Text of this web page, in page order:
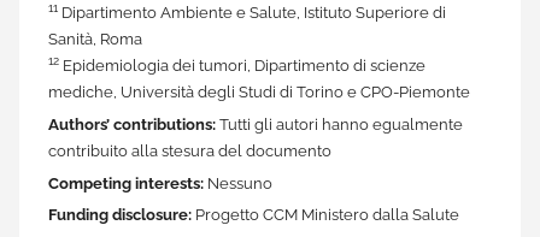
11 Dipartimento Ambiente e Salute, Istituto Superiore di
Sanità, Roma
12 Epidemiologia dei tumori, Dipartimento di scienze
mediche, Università degli Studi di Torino e CPO-Piemonte
Authors’ contributions: Tutti gli autori hanno egualmente
contribuito alla stesura del documento
Competing interests: Nessuno
Funding disclosure: Progetto CCM Ministero dalla Salute